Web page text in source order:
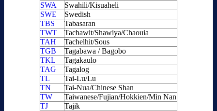
SWA
Swahili/Kisuaheli
SWE
Swedish
TBS
Tabasaran
TWT
Tachawit/Shawiya/Chaouia
TAH
Tachelhit/Sous
TGB
Tagabawa / Bagobo
TKL
Tagakaulo
TAG
Tagalog
TL
Tai-Lu/Lu
TN
Tai-Nua/Chinese Shan
TW
Taiwanese/Fujian/Hokkien/Min Nan
TJ
Tajik